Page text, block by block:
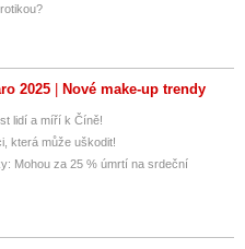
2025 Nové make-up trendy
lidí a míří k Číně!
která může uškodit!
Mohou za 25 % úmrtí na srdeční